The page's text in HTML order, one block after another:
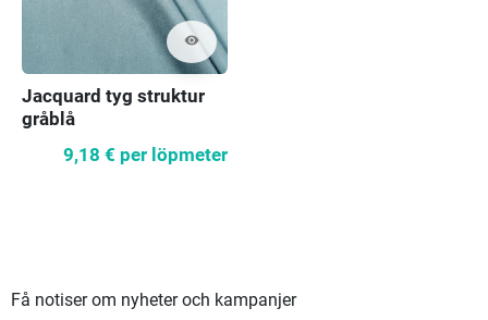
visibility
Jacquard tyg struktur
gråblå
9,18 € per löpmeter
Få notiser om nyheter och kampanjer